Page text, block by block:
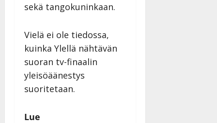
sekä tangokuninkaan.
Vielä ei ole tiedossa,
kuinka Ylellä nähtävän
suoran tv-finaalin
yleisöäänestys
suoritetaan.
Lue